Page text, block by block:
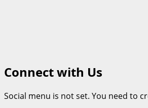
Connect with Us
Social menu is not set. You need to